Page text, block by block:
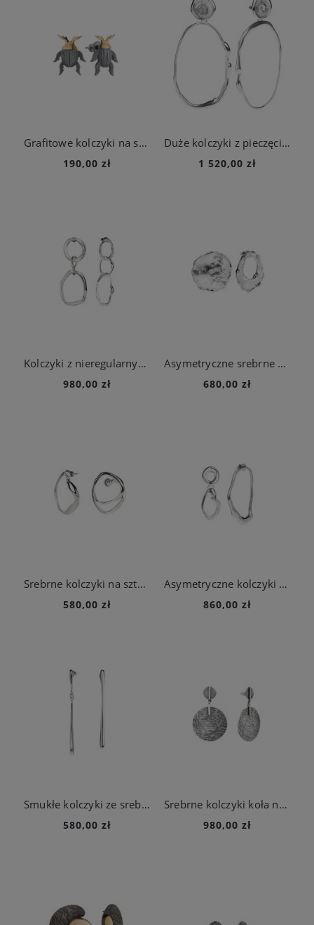
Grafitowe kolczyki na sztyft - z kolekcji Plantis
190,00 zł
Duże kolczyki z pieczęcią z kolekcji New Stone ze srebra
1 520,00 zł
Kolczyki z nieregularnych ogniw z kolekcji New Stone
980,00 zł
Asymetryczne srebrne kolczyki z kolekcji New Stone
680,00 zł
Srebrne kolczyki na sztyfcie z kolekcji New Stone
580,00 zł
Asymetryczne kolczyki z kolekcji New Stone ze srebra
860,00 zł
Smukłe kolczyki ze srebra z kolekcji New Stone
580,00 zł
Srebrne kolczyki koła na sztyfcie z kolekcji Moon
980,00 zł